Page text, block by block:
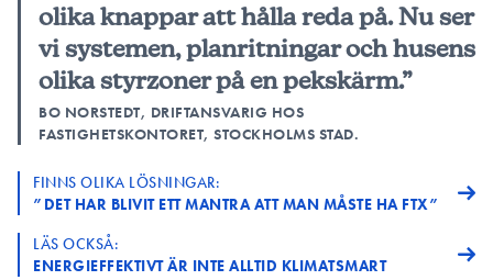
olika knappar att hålla reda på. Nu ser
vi systemen, planritningar och husens
olika styrzoner på en pekskärm.”
BO NORSTEDT, DRIFTANSVARIG HOS
FASTIGHETSKONTORET, STOCKHOLMS STAD.
FINNS OLIKA LÖSNINGAR:
”DET HAR BLIVIT ETT MANTRA ATT MAN MÅSTE HA FTX”
LÄS OCKSÅ:
ENERGIEFFEKTIVT ÄR INTE ALLTID KLIMATSMART